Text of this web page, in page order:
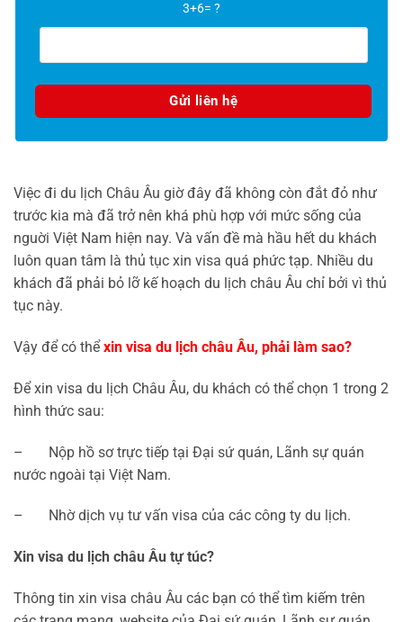
3+6= ?
Việc đi du lịch Châu Âu giờ đây đã không còn đắt đỏ như
trước kia mà đã trở nên khá phù hợp với mức sống của
nguời Việt Nam hiện nay. Và vấn đề mà hầu hết du khách
luôn quan tâm là thủ tục xin visa quá phức tạp. Nhiều du
khách đã phải bỏ lỡ kế hoạch du lịch châu Âu chỉ bởi vì thủ
tục này.
Vậy để có thểxin visa du lịch châu Âu, phải làm sao?
Để xin visa du lịch Châu Âu, du khách có thể chọn 1 trong 2
hình thức sau:
– Nộp hồ sơ trực tiếp tại Đại sứ quán, Lãnh sự quán
nước ngoài tại Việt Nam.
– Nhờ dịch vụ tư vấn visa của các công ty du lịch.
Xin visa du lịch châu Âu tự túc?
Thông tin xin visa châu Âu các bạn có thể tìm kiếm trên